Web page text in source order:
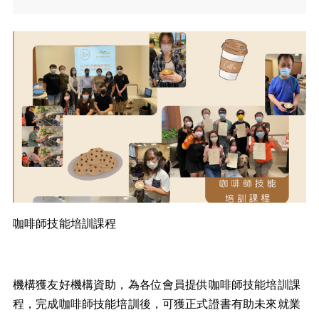
咖啡師技能培訓課程
機構獲友好機構資助，為各位會員提供咖啡師技能培訓課
程，完成咖啡師技能培訓後，可獲正式證書有助未來就業